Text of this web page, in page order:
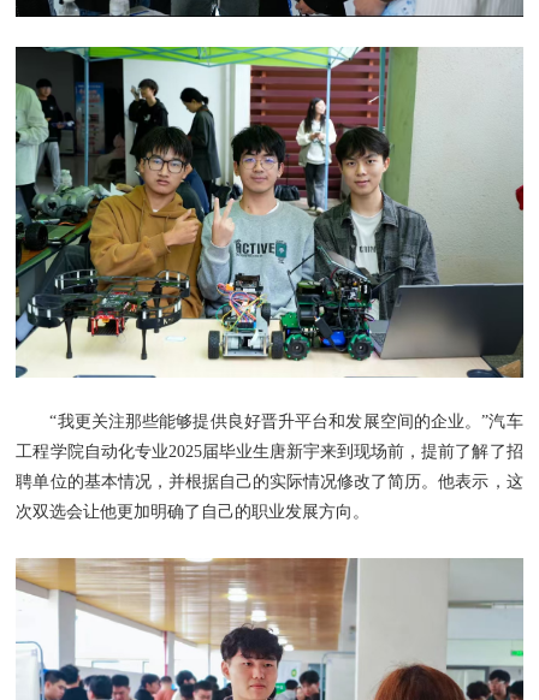
“我更关注那些能够提供良好晋升平台和发展空间的企业。”汽车
工程学院自动化专业2025届毕业生唐新宇来到现场前，提前了解了招
聘单位的基本情况，并根据自己的实际情况修改了简历。他表示，这
次双选会让他更加明确了自己的职业发展方向。